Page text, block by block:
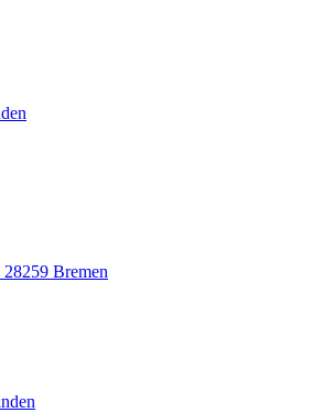
Bremen